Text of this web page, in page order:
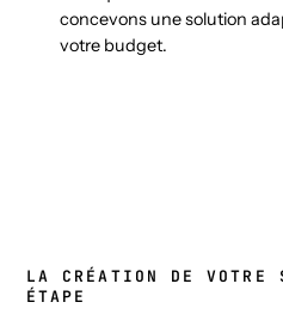
concevons une solution
votre budget.
LA CRÉATION DE
ÉTAPE